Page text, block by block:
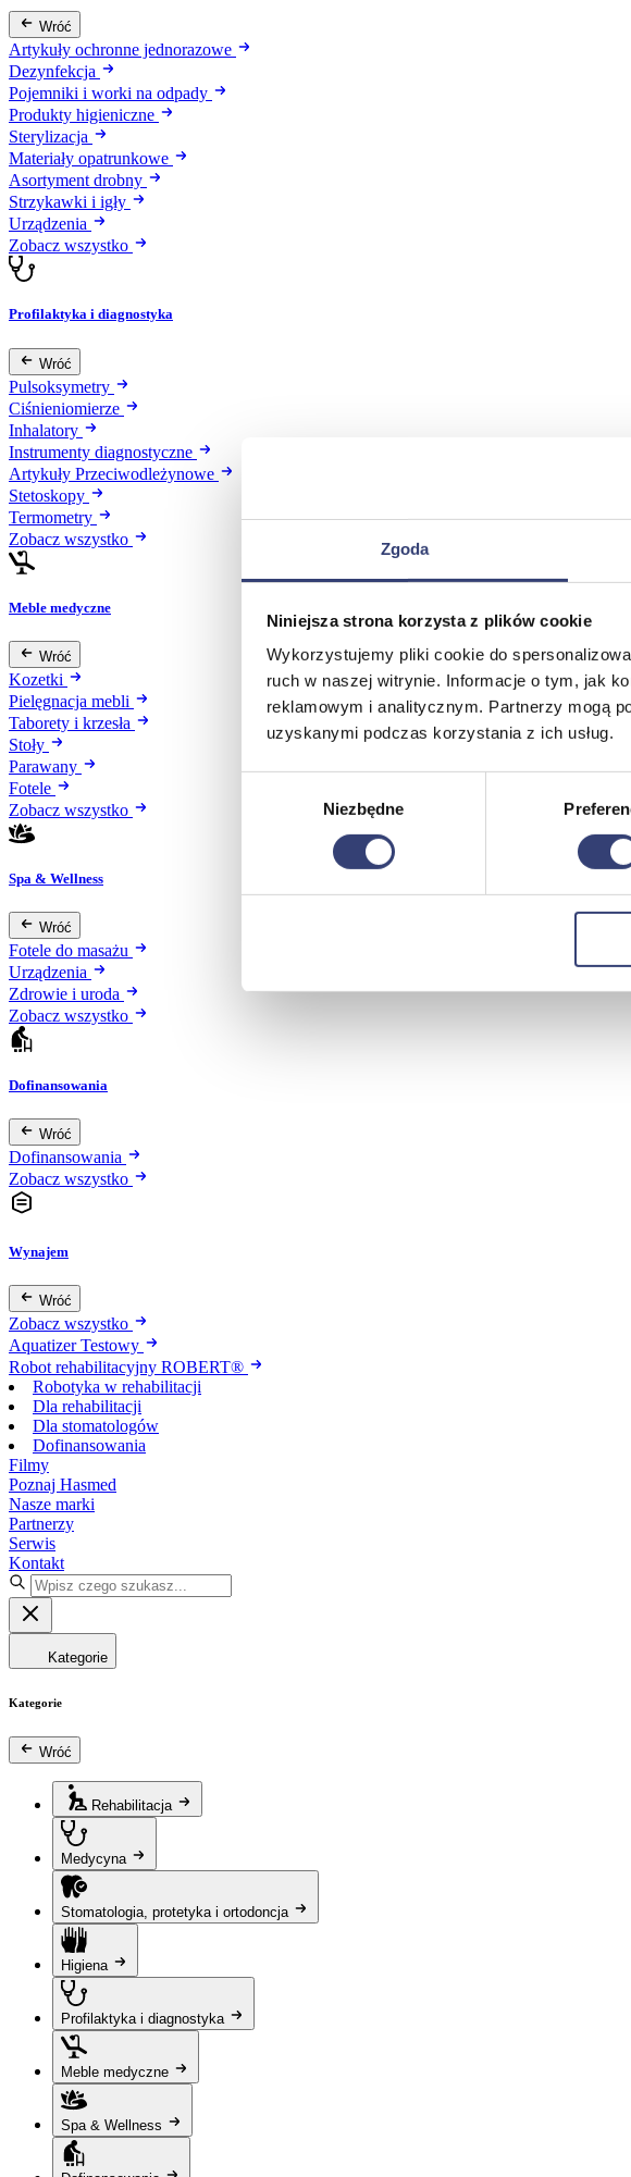
Zgoda
Niniejsza strona korzysta z plików cookie
Wykorzystujemy pliki cookie do
ruch w naszej witrynie. Informacje o tym, jak
reklamowym i analitycznym. Partnerzy mogą
uzyskanymi podczas korzystania z ich usług.
Niezbędne
Wróć
Artykuły ochronne jednorazowe
Dezynfekcja
Pojemniki i worki na odpady
Produkty higieniczne
Sterylizacja
Materiały opatrunkowe
Asortyment drobny
Strzykawki i igły
Urządzenia
Zobacz wszystko
Profilaktyka i diagnostyka
Wróć
Pulsoksymetry
Ciśnieniomierze
Inhalatory
Instrumenty diagnostyczne
Artykuły Przeciwodleżynowe
Stetoskopy
Termometry
Zobacz wszystko
Meble medyczne
Wróć
Kozetki
Pielęgnacja mebli
Taborety i krzesła
Stoły
Parawany
Fotele
Zobacz wszystko
Spa & Wellness
Wróć
Fotele do masażu
Urządzenia
Zdrowie i uroda
Zobacz wszystko
Dofinansowania
Wróć
Dofinansowania
Zobacz wszystko
Wynajem
Wróć
Zobacz wszystko
Aquatizer Testowy
Robot rehabilitacyjny ROBERT®
Robotyka w rehabilitacji
Dla rehabilitacji
Dla stomatologów
Dofinansowania
Filmy
Poznaj Hasmed
Nasze marki
Partnerzy
Serwis
Kontakt
Kategorie
Kategorie
Wróć
Rehabilitacja
Medycyna
Stomatologia, protetyka i ortodoncja
Higiena
Profilaktyka i diagnostyka
Meble medyczne
Spa & Wellness